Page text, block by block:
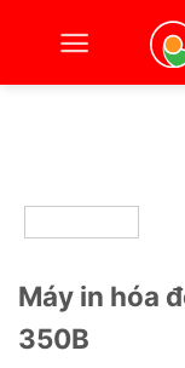
Máy in hóa
350B